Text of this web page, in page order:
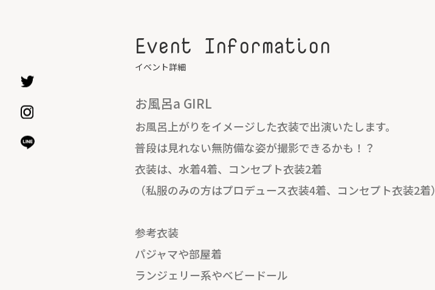
Event Information
イベント詳細
お風呂a GIRL
お風呂上がりをイメージした衣装で出演いたします。
普段は見れない無防備な姿が撮影できるかも！？
衣装は、水着4着、コンセプト衣装2着
（私服のみの方はプロデュース衣装4着、コンセプト衣装2着）
参考衣装
パジャマや部屋着
ランジェリー系やベビードール